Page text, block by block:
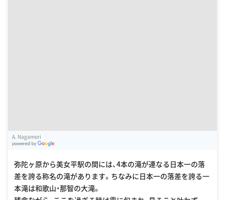
A. Nagamori
弥陀ヶ原から美女平駅の間には、4本の滝が連なる日本一の落
差を誇る称名の滝があります。ちなみに日本一の落差を誇る一
本滝は和歌山・那智の大滝。